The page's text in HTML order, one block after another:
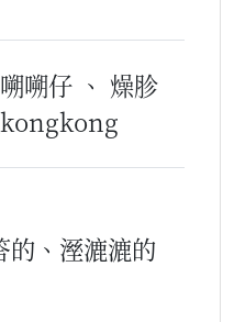
嗍仔 、 燥胗
的、溼漉漉的